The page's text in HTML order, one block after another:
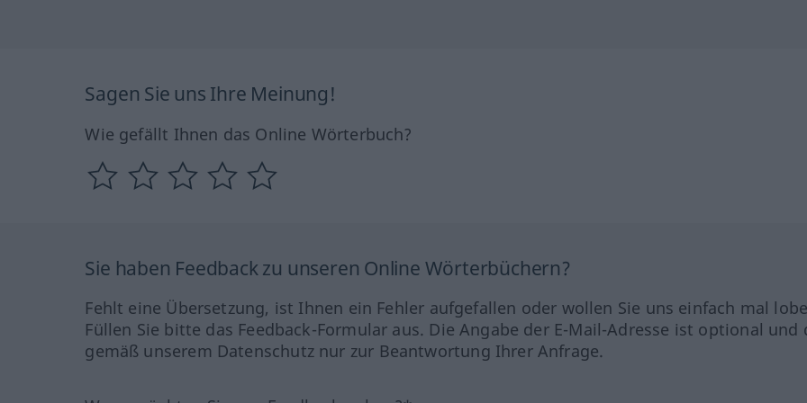
Sagen Sie uns Ihre Meinung!
Wie gefällt Ihnen das Online Wörterbuch?
Sie haben Feedback zu unseren Online Wörterbüchern?
Fehlt eine Übersetzung, ist Ihnen ein Fehler aufgefallen oder wollen Sie uns einfach mal
Füllen Sie bitte das Feedback-Formular aus. Die Angabe der E-Mail-Adresse ist optional und
gemäß unserem Datenschutz nur zur Beantwortung Ihrer Anfrage.